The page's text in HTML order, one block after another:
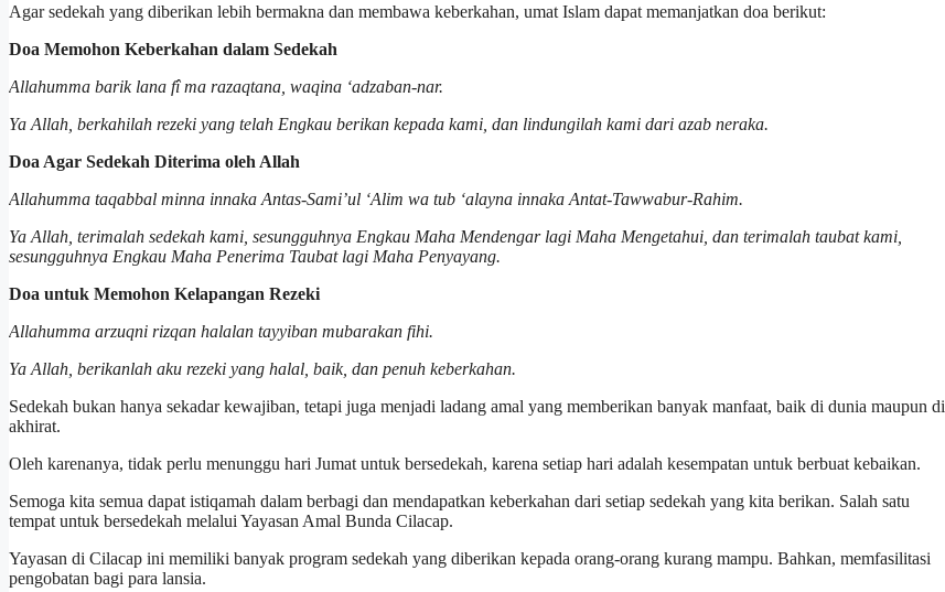
Agar sedekah yang diberikan lebih bermakna dan membawa keberkahan, umat Islam dapat memanjatkan doa berikut:
Doa Memohon Keberkahan dalam Sedekah
Allahumma barik lana fî ma razaqtana, waqina ‘adzaban-nar.
Ya Allah, berkahilah rezeki yang telah Engkau berikan kepada kami, dan lindungilah kami dari azab neraka.
Doa Agar Sedekah Diterima oleh Allah
Allahumma taqabbal minna innaka Antas-Sami’ul ‘Alim wa tub ‘alayna innaka Antat-Tawwabur-Rahim.
Ya Allah, terimalah sedekah kami, sesungguhnya Engkau Maha Mendengar lagi Maha Mengetahui, dan terimalah taubat kami,
sesungguhnya Engkau Maha Penerima Taubat lagi Maha Penyayang.
Doa untuk Memohon Kelapangan Rezeki
Allahumma arzuqni rizqan halalan tayyiban mubarakan fihi.
Ya Allah, berikanlah aku rezeki yang halal, baik, dan penuh keberkahan.
Sedekah bukan hanya sekadar kewajiban, tetapi juga menjadi ladang amal yang memberikan banyak manfaat, baik di dunia maupun di
akhirat.
Oleh karenanya, tidak perlu menunggu hari Jumat untuk bersedekah, karena setiap hari adalah kesempatan untuk berbuat kebaikan.
Semoga kita semua dapat istiqamah dalam berbagi dan mendapatkan keberkahan dari setiap sedekah yang kita berikan. Salah satu
tempat untuk bersedekah melalui Yayasan Amal Bunda Cilacap.
Yayasan di Cilacap ini memiliki banyak program sedekah yang diberikan kepada orang-orang kurang mampu. Bahkan, memfasilitasi
pengobatan bagi para lansia.